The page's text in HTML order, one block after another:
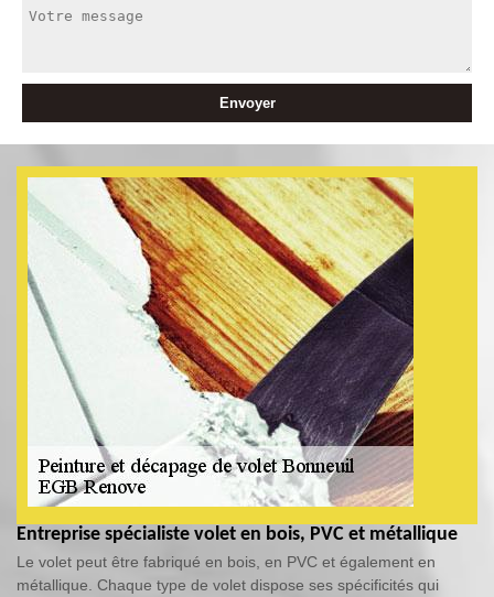
Entreprise spécialiste volet en bois, PVC et métallique
Le volet peut être fabriqué en bois, en PVC et également en
métallique. Chaque type de volet dispose ses spécificités qui